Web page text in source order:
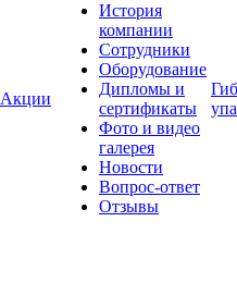
Акции
История
компании
Сотрудники
Оборудование
Дипломы и
сертификаты
Фото и видео
галерея
Новости
Вопрос-ответ
Отзывы